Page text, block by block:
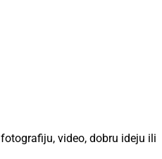
video, dobru ideju ili